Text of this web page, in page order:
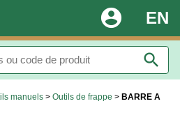
EN
account_circle
search
manuels > Outils de frappe > BARRE A